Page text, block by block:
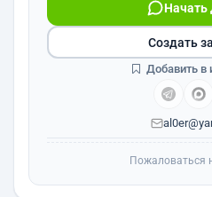
Начать
Создать
Добавить в
Пожаловаться